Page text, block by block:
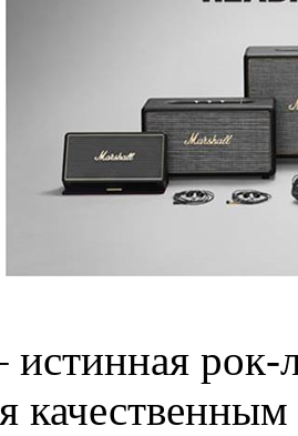
истинная рок-